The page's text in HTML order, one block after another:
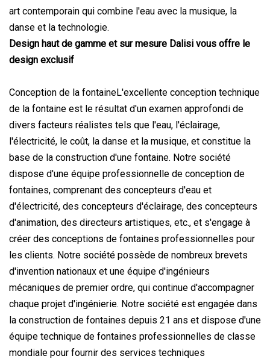
art contemporain qui combine l'eau avec la musique, la
danse et la technologie.
Design haut de gamme et sur mesure Dalisi vous offre le
design exclusif
Conception de la fontaineL'excellente conception technique
de la fontaine est le résultat d'un examen approfondi de
divers facteurs réalistes tels que l'eau, l'éclairage,
l'électricité, le coût, la danse et la musique, et constitue la
base de la construction d'une fontaine. Notre société
dispose d'une équipe professionnelle de conception de
fontaines, comprenant des concepteurs d'eau et
d'électricité, des concepteurs d'éclairage, des concepteurs
d'animation, des directeurs artistiques, etc., et s'engage à
créer des conceptions de fontaines professionnelles pour
les clients. Notre société possède de nombreux brevets
d'invention nationaux et une équipe d'ingénieurs
mécaniques de premier ordre, qui continue d'accompagner
chaque projet d'ingénierie. Notre société est engagée dans
la construction de fontaines depuis 21 ans et dispose d'une
équipe technique de fontaines professionnelles de classe
mondiale pour fournir des services techniques